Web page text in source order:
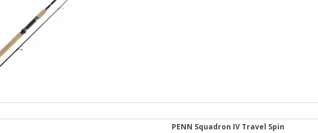
PENN Squadron IV Travel Spin